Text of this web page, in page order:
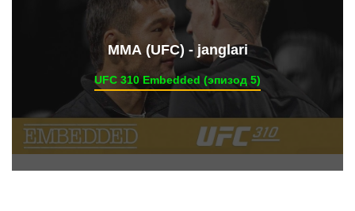
ММА (UFC) - janglari
UFC 310 Embedded (эпизод 5)